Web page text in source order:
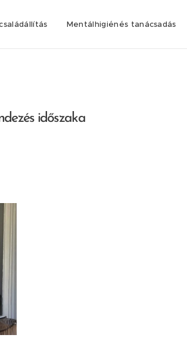
Mentálhigiénés tanácsadás
időszaka